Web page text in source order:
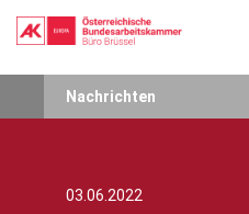
Nachrichten
03.06.2022